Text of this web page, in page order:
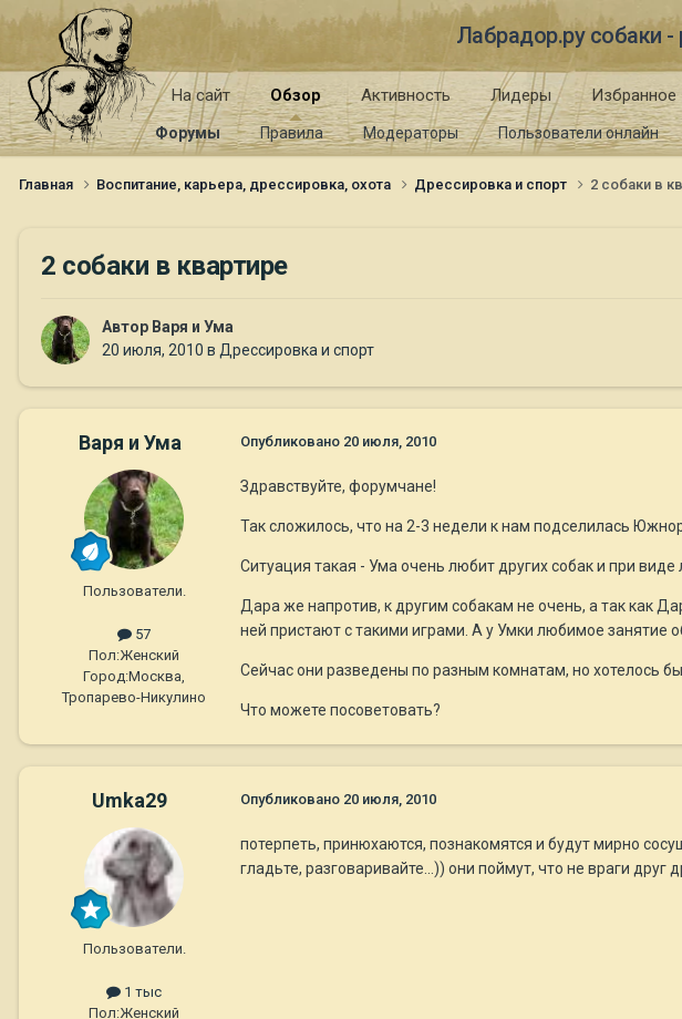
Лабрадор.ру собаки -
На сайт Обзор
Форумы Правила Модераторы Пользователи онлайн
Активность Лидеры Избранное
Главная Воспитание, карьера, дрессировка, охота Дрессировка и спорт 2 собаки в
2 собаки в квартире
Автор Варя и Ума
20 июля, 2010 в Дрессировка и спорт
Варя и Ума
Пользователи.
57
Пол:Женский
Город:Москва,
Тропарево-Никулино
Опубликовано 20 июля, 2010
Здравствуйте, форумчане!
Так сложилось, что на 2-3 недели к нам подселилась
Ситуация такая - Ума очень любит других собак и при
Дара же напротив, к другим собакам не очень, а так как
ней пристают с такими играми. А у Умки любимое занятие
Сейчас они разведены по разным комнатам, но хотелось
Что можете посоветовать?
Umka29
Пользователи.
1 тыс
Пол:Женский
Опубликовано 20 июля, 2010
потерпеть, принюхаются, познакомятся и будут мирно
гладьте, разговаривайте...)) они поймут, что не враги друг